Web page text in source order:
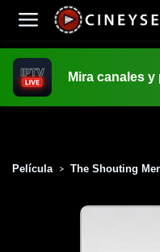
Mira canales
Película > The Shouting Men